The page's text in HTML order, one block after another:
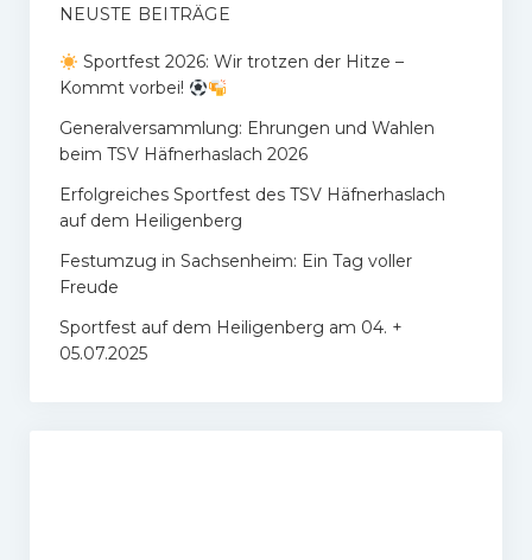
NEUSTE BEITRÄGE
Sportfest 2026: Wir trotzen der Hitze –
Kommt vorbei!
Generalversammlung: Ehrungen und Wahlen
beim TSV Häfnerhaslach 2026
Erfolgreiches Sportfest des TSV Häfnerhaslach
auf dem Heiligenberg
Festumzug in Sachsenheim: Ein Tag voller
Freude
Sportfest auf dem Heiligenberg am 04. +
05.07.2025